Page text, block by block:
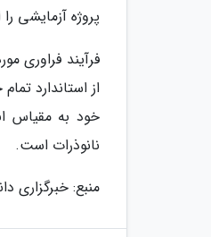
پروژه آزمایشی را اجرا نموده
فرآیند فراوری
از استاندارد
خود به مقیاس
نانوذرات است.
منبع: خبرگزاری